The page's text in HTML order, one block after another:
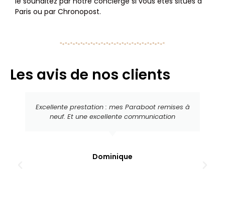
Paris ou par Chronopost.
Les avis de nos clients
Excellente prestation : mes Paraboot remises à
neuf. Et une excellente communication
Dominique